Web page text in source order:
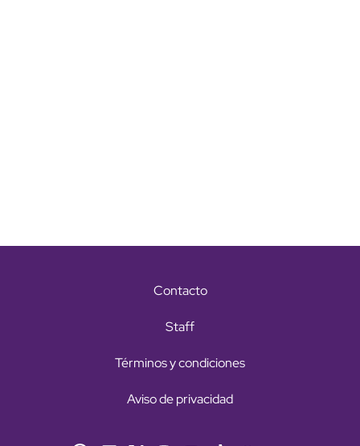
Contacto
Staff
Términos y condiciones
Aviso de privacidad